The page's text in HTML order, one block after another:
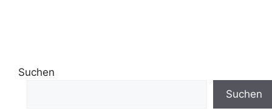
Suchen
Suchen